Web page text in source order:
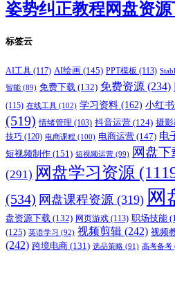
姿势纠正教程网盘资
标签云
AI工具 (117) AI绘画 (145) PPT模板 (113)
智能 (89) 免费下载 (132) 免费资源 (234)
(115) 在线工具 (102) 学习资料 (162) 小红
(519) 情绪管理 (103) 抖音运营 (124) 摄
技巧 (120) 电商课程 (100) 电商运营 (147) 电
短视频制作 (151) 短视频运营 (99) 网盘下
(291) 网盘学习资源
(534) 网盘课程资源 (319) 网
盘资源下载 (132) 网页游戏 (113) 职场技能
(125) 英语学习 (92) 视频剪辑 (242) 视频
(242) 跨境电商 (131) 选品策略 (91) 高考备考